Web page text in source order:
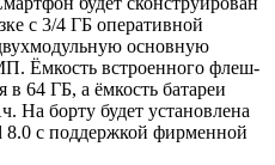
с 3/4 ГБ оперативной
основную
Ёмкость встроенного флеш-
в 64 ГБ, а ёмкость батареи
На борту будет установлена
8.0 с поддержкой фирменной